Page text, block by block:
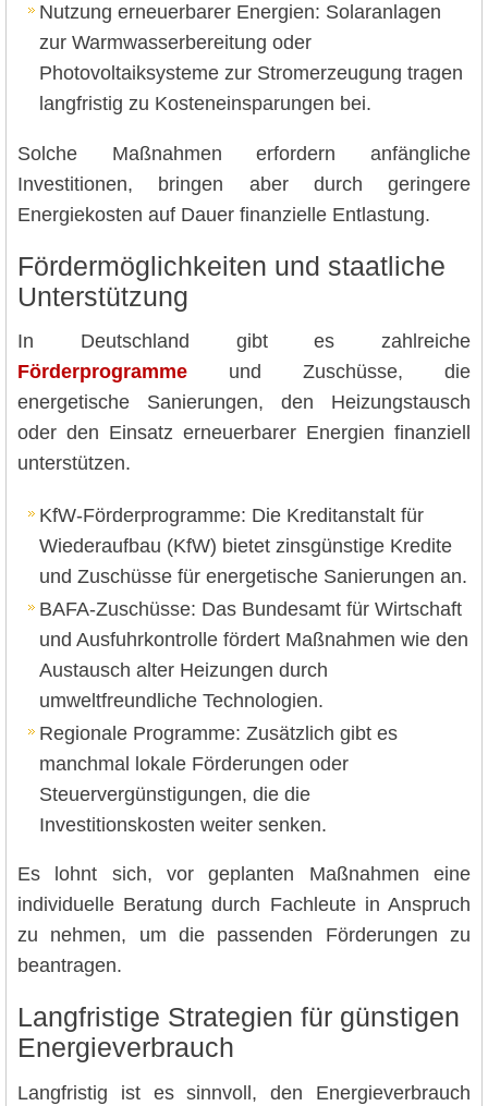
Nutzung erneuerbarer Energien: Solaranlagen
zur Warmwasserbereitung oder
Photovoltaiksysteme zur Stromerzeugung tragen
langfristig zu Kosteneinsparungen bei.
Solche Maßnahmen erfordern anfängliche
Investitionen, bringen aber durch geringere
Energiekosten auf Dauer finanzielle Entlastung.
Fördermöglichkeiten und staatliche
Unterstützung
In Deutschland gibt es zahlreiche
Förderprogramme und Zuschüsse, die
energetische Sanierungen, den Heizungstausch
oder den Einsatz erneuerbarer Energien finanziell
unterstützen.
KfW-Förderprogramme: Die Kreditanstalt für
Wiederaufbau (KfW) bietet zinsgünstige Kredite
und Zuschüsse für energetische Sanierungen an.
BAFA-Zuschüsse: Das Bundesamt für Wirtschaft
und Ausfuhrkontrolle fördert Maßnahmen wie den
Austausch alter Heizungen durch
umweltfreundliche Technologien.
Regionale Programme: Zusätzlich gibt es
manchmal lokale Förderungen oder
Steuervergünstigungen, die die
Investitionskosten weiter senken.
Es lohnt sich, vor geplanten Maßnahmen eine
individuelle Beratung durch Fachleute in Anspruch
zu nehmen, um die passenden Förderungen zu
beantragen.
Langfristige Strategien für günstigen
Energieverbrauch
Langfristig ist es sinnvoll, den Energieverbrauch